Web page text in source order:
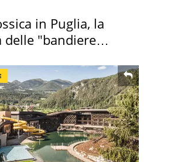
in Puglia, la
delle "bandiere